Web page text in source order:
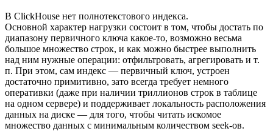
В ClickHouse нет полнотекстового индекса.
Основной характер нагрузки состоит в том, чтобы достать по
диапазону первичного ключа какое-то, возможно весьма
большое множество строк, и как можно быстрее выполнить
над ним нужные операции: отфильтровать, агрегировать и т.
п. При этом, сам индекс — первичный ключ, устроен
достаточно примитивно, зато всегда требует немного
оперативки (даже при наличии триллионов строк в таблице
на одном сервере) и поддерживает локальность расположения
данных на диске — для того, чтобы читать искомое
множество данных с минимальным количеством seek-ов.